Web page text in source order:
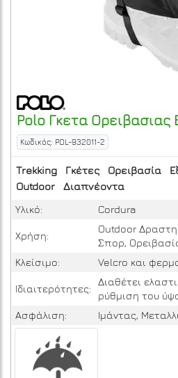
Polo Γκετα Ορειβασιας
Κωδικός: POL-932011-2
Trekking Γκέτες Ορειβασία
Outdoor
Διαπνέοντα
Υλικό:
Cordura
Χρήση:
Outdoor
Σπορ,
Κλείσιμο:
Velcro και
Ιδιαιτερότητες:
Διαθέτει
ρύθμιση του
Ασφάλιση:
Ιμάντας,